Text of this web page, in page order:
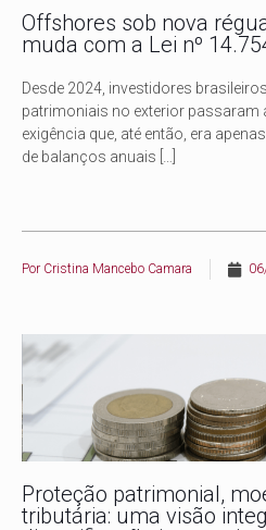
Offshores sob nova
muda com a Lei nº
Desde 2024, investidores
patrimoniais no exterior passaram
exigência que, até então, era
de balanços anuais
Por Cristina Mancebo Camara
Proteção patrimonial,
tributária: uma visão